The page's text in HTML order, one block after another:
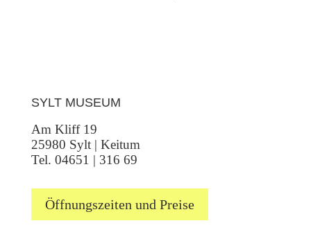
SYLT MUSEUM
Am Kliff 19
25980 Sylt | Keitum
Tel. 04651 | 316 69
Öffnungszeiten und Preise